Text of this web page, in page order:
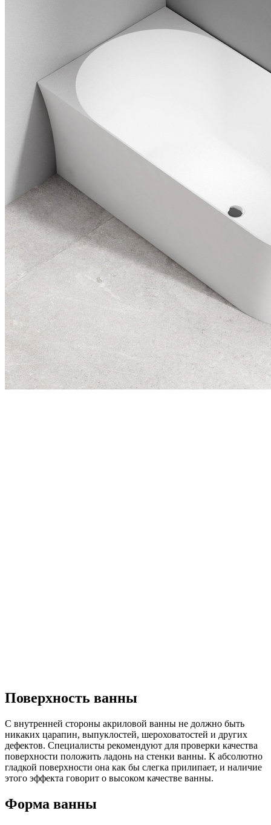
Поверхность ванны
С внутренней стороны акриловой ванны не должно быть
никаких царапин, выпуклостей, шероховатостей и других
дефектов. Специалисты рекомендуют для проверки качества
поверхности положить ладонь на стенки ванны. К абсолютно
гладкой поверхности она как бы слегка прилипает, и наличие
этого эффекта говорит о высоком качестве ванны.
Форма ванны